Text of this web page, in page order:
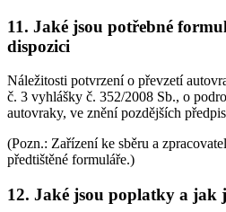
11. Jaké jsou potřebné
dispozici
Náležitosti potvrzení o převzetí
č. 3 vyhlášky č. 352/2008 Sb., o
autovraky, ve znění pozdějších
(Pozn.: Zařízení ke sběru a
předtištěné formuláře.)
12. Jaké jsou poplatky a jak